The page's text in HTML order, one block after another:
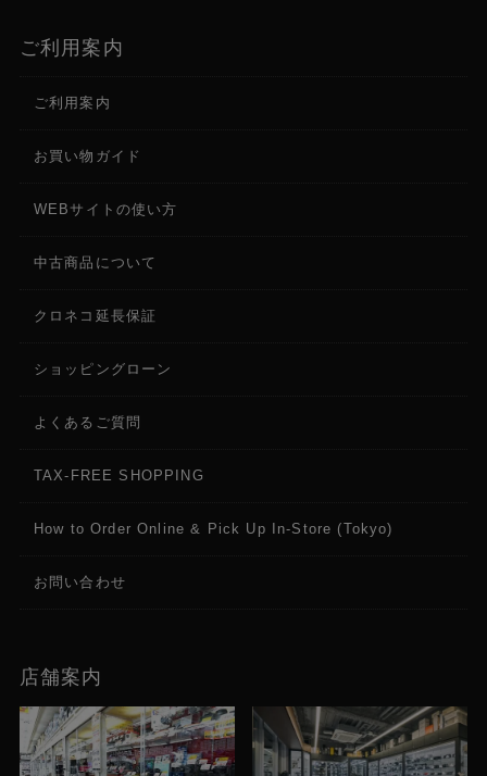
ご利用案内
ご利用案内
お買い物ガイド
WEBサイトの使い方
中古商品について
クロネコ延長保証
ショッピングローン
よくあるご質問
TAX-FREE SHOPPING
How to Order Online & Pick Up In-Store (Tokyo)
お問い合わせ
店舗案内